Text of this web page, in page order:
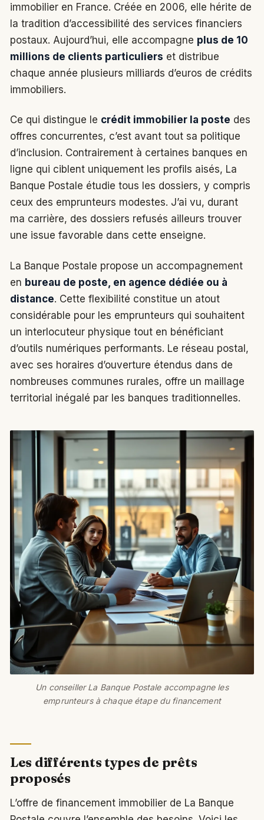
immobilier en France. Créée en 2006, elle hérite de
la tradition d’accessibilité des services financiers
postaux. Aujourd’hui, elle accompagne plus de 10
millions de clients particuliers et distribue
chaque année plusieurs milliards d’euros de crédits
immobiliers.
Ce qui distingue le crédit immobilier la poste des
offres concurrentes, c’est avant tout sa politique
d’inclusion. Contrairement à certaines banques en
ligne qui ciblent uniquement les profils aisés, La
Banque Postale étudie tous les dossiers, y compris
ceux des emprunteurs modestes. J’ai vu, durant
ma carrière, des dossiers refusés ailleurs trouver
une issue favorable dans cette enseigne.
La Banque Postale propose un accompagnement
en bureau de poste, en agence dédiée ou à
distance. Cette flexibilité constitue un atout
considérable pour les emprunteurs qui souhaitent
un interlocuteur physique tout en bénéficiant
d’outils numériques performants. Le réseau postal,
avec ses horaires d’ouverture étendus dans de
nombreuses communes rurales, offre un maillage
territorial inégalé par les banques traditionnelles.
Un conseiller La Banque Postale accompagne les
emprunteurs à chaque étape du financement
Les différents types de prêts
proposés
L’offre de financement immobilier de La Banque